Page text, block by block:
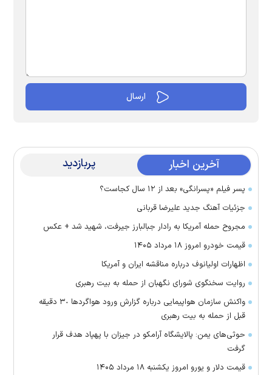
آخرین اخبار پربازدید
پسر فیلم «پسرانگی» بعد از ۱۲ سال کجاست؟
جزئیات آهنگ جدید علیرضا قربانی
مجروح حمله آمریکا به رادار جبالبارز جیرفت، شهید شد + عکس
قیمت خودرو امروز ۱۸ مرداد ۱۴۰۵
اظهارات اولیانوف درباره مناقشه ایران و آمریکا
روایت سخنگوی شورای نگهبان از حمله به بیت رهبری
واکنش سازمان هواپیمایی درباره گزارش ورود هواگرد‌ها ٣٠ دقیقه
قبل از حمله به بیت رهبری
حوثی‌های یمن: پالایشگاه آرامکو در جیزان با پهپاد هدف قرار
گرفت
قیمت دلار و یورو امروز یکشنبه ۱۸ مرداد ۱۴۰۵